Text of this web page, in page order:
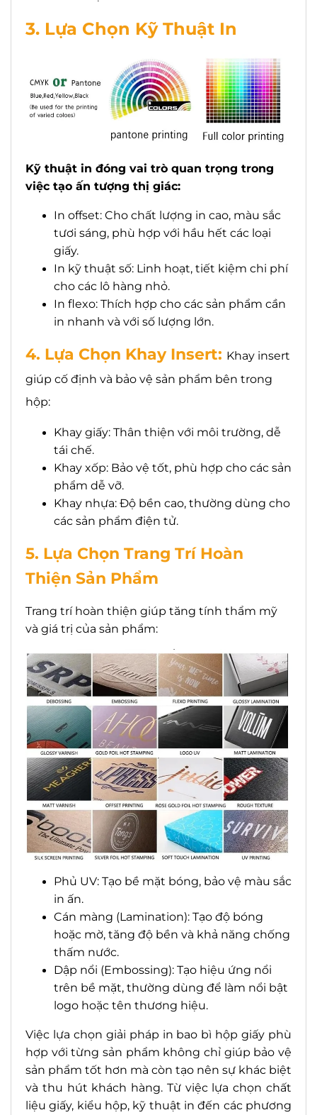
3. Lựa Chọn Kỹ Thuật In
Kỹ thuật in đóng vai trò quan trọng trong
việc tạo ấn tượng thị giác:
In offset: Cho chất lượng in cao, màu sắc
tươi sáng, phù hợp với hầu hết các loại
giấy.
In kỹ thuật số: Linh hoạt, tiết kiệm chi phí
cho các lô hàng nhỏ.
In flexo: Thích hợp cho các sản phẩm cần
in nhanh và với số lượng lớn.
4. Lựa Chọn Khay Insert: Khay insert
giúp cố định và bảo vệ sản phẩm bên trong
hộp:
Khay giấy: Thân thiện với môi trường, dễ
tái chế.
Khay xốp: Bảo vệ tốt, phù hợp cho các sản
phẩm dễ vỡ.
Khay nhựa: Độ bền cao, thường dùng cho
các sản phẩm điện tử.
5. Lựa Chọn Trang Trí Hoàn
Thiện Sản Phẩm
Trang trí hoàn thiện giúp tăng tính thẩm mỹ
và giá trị của sản phẩm:
Phủ UV: Tạo bề mặt bóng, bảo vệ màu sắc
in ấn.
Cán màng (Lamination): Tạo độ bóng
hoặc mờ, tăng độ bền và khả năng chống
thấm nước.
Dập nổi (Embossing): Tạo hiệu ứng nổi
trên bề mặt, thường dùng để làm nổi bật
logo hoặc tên thương hiệu.
Việc lựa chọn giải pháp in bao bì hộp giấy phù
hợp với từng sản phẩm không chỉ giúp bảo vệ
sản phẩm tốt hơn mà còn tạo nên sự khác biệt
và thu hút khách hàng. Từ việc lựa chọn chất
liệu giấy, kiểu hộp, kỹ thuật in đến các phương